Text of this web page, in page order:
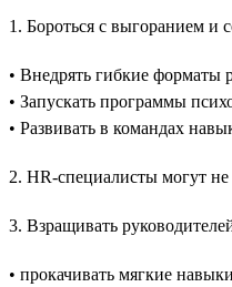
1. Бороться с выгоранием и
• Внедрять гибкие форматы
• Запускать программы
• Развивать в командах
2. HR-специалисты могут
3. Взращивать
• прокачивать мягкие